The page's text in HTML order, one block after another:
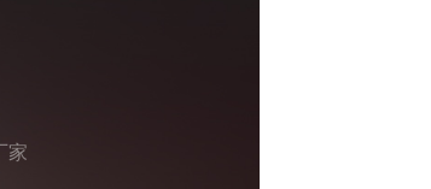
家